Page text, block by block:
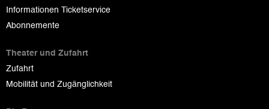
Informationen Ticketservice
Abonnemente
Theater und Zufahrt
Zufahrt
Mobilität und Zugänglichkeit